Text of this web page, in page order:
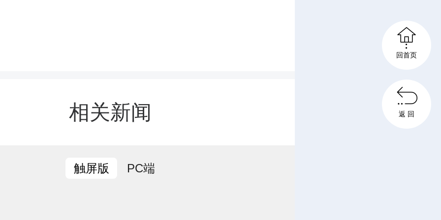
家长代表与教职工现场品鉴，美
相关新闻
触屏版 PC端

回首页

返 回